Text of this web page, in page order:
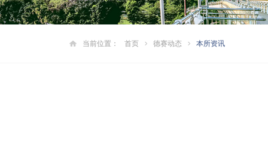
当前位置： 首页 德赛动态 本所资讯